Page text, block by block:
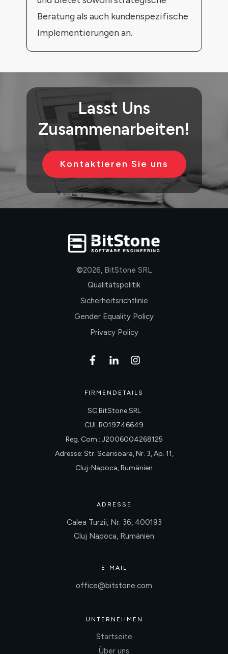
Beratung als auch kundenspezifische
Implementierungen an.
Lasst Uns
Zusammenarbeiten!
Kontaktieren Sie uns
©2026, BitStone SRL
Qualitätspolitik
Sicherheitsrichtlinie
Gender Equality Policy
Privacy Policy
FIRMENDETAILS
SC BitStone SRL
CUI: RO19746649
Reg. Com.: J2006004268125
Adresse: Str. Scarisoara, Nr. 3, Ap. 11,
Cluj-Napoca, Rumänien
ADRESSE
Calea Turzii, Nr. 36, 400193
Cluj Napoca, Rumänien
E-MAIL
office@bitstone.com
UNTERNEHMEN
Startseite
Über uns